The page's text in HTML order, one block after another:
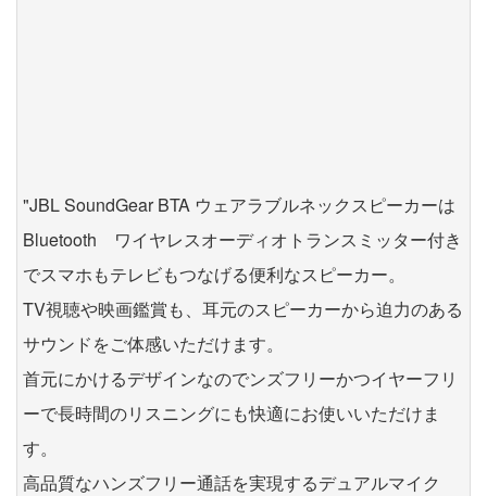
"JBL SoundGear BTA ウェアラブルネックスピーカーは
Bluetooth ワイヤレスオーディオトランスミッター付き
でスマホもテレビもつなげる便利なスピーカー。
TV視聴や映画鑑賞も、耳元のスピーカーから迫力のある
サウンドをご体感いただけます。
首元にかけるデザインなのでンズフリーかつイヤーフリ
ーで長時間のリスニングにも快適にお使いいただけま
す。
高品質なハンズフリー通話を実現するデュアルマイク